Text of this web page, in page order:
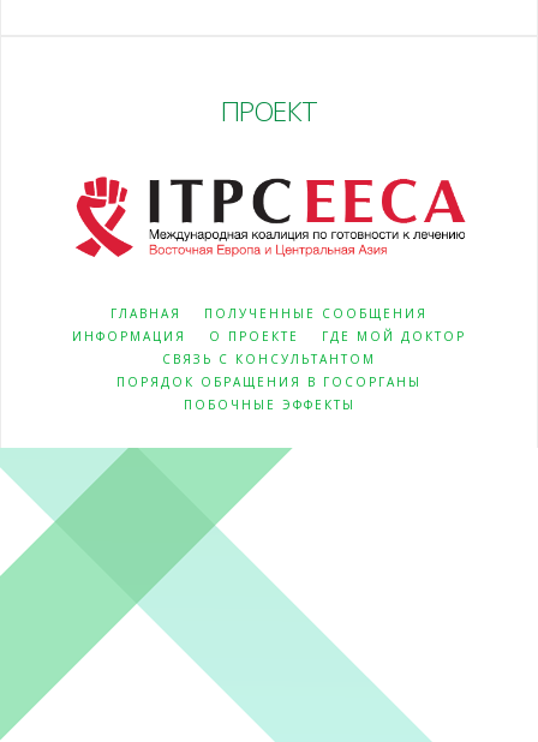
ПРОЕКТ
ГЛАВНАЯ
ПОЛУЧЕННЫЕ СООБЩЕНИЯ
ИНФОРМАЦИЯ
О ПРОЕКТЕ
ГДЕ МОЙ ДОКТОР
СВЯЗЬ С КОНСУЛЬТАНТОМ
ПОРЯДОК ОБРАЩЕНИЯ В ГОСОРГАНЫ
ПОБОЧНЫЕ ЭФФЕКТЫ